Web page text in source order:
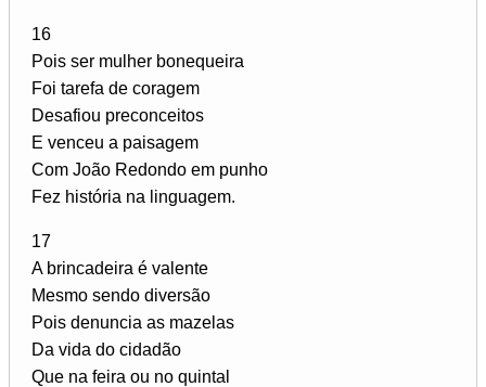
16
Pois ser mulher bonequeira
Foi tarefa de coragem
Desafiou preconceitos
E venceu a paisagem
Com João Redondo em punho
Fez história na linguagem.
17
A brincadeira é valente
Mesmo sendo diversão
Pois denuncia as mazelas
Da vida do cidadão
Que na feira ou no quintal